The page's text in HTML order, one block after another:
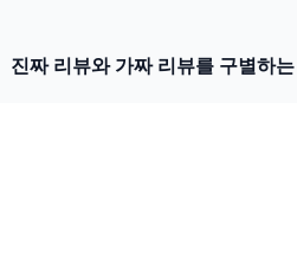
진짜 리뷰와 가짜 리뷰를 구별하